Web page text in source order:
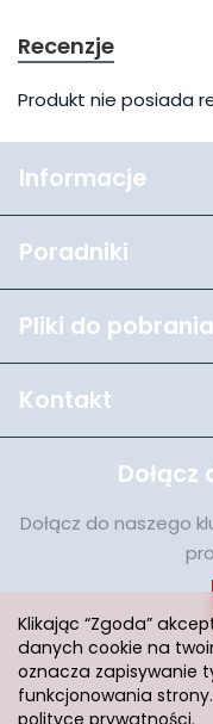
Recenzje
Produkt nie posiada
Informacje
Poradniki
Pliki do pobrania
Kontakt
Dołącz
Dołącz do naszego
Klikając “Zgoda”
danych cookie na
oznacza zapisywanie
funkcjonowania
polityce prywatności.